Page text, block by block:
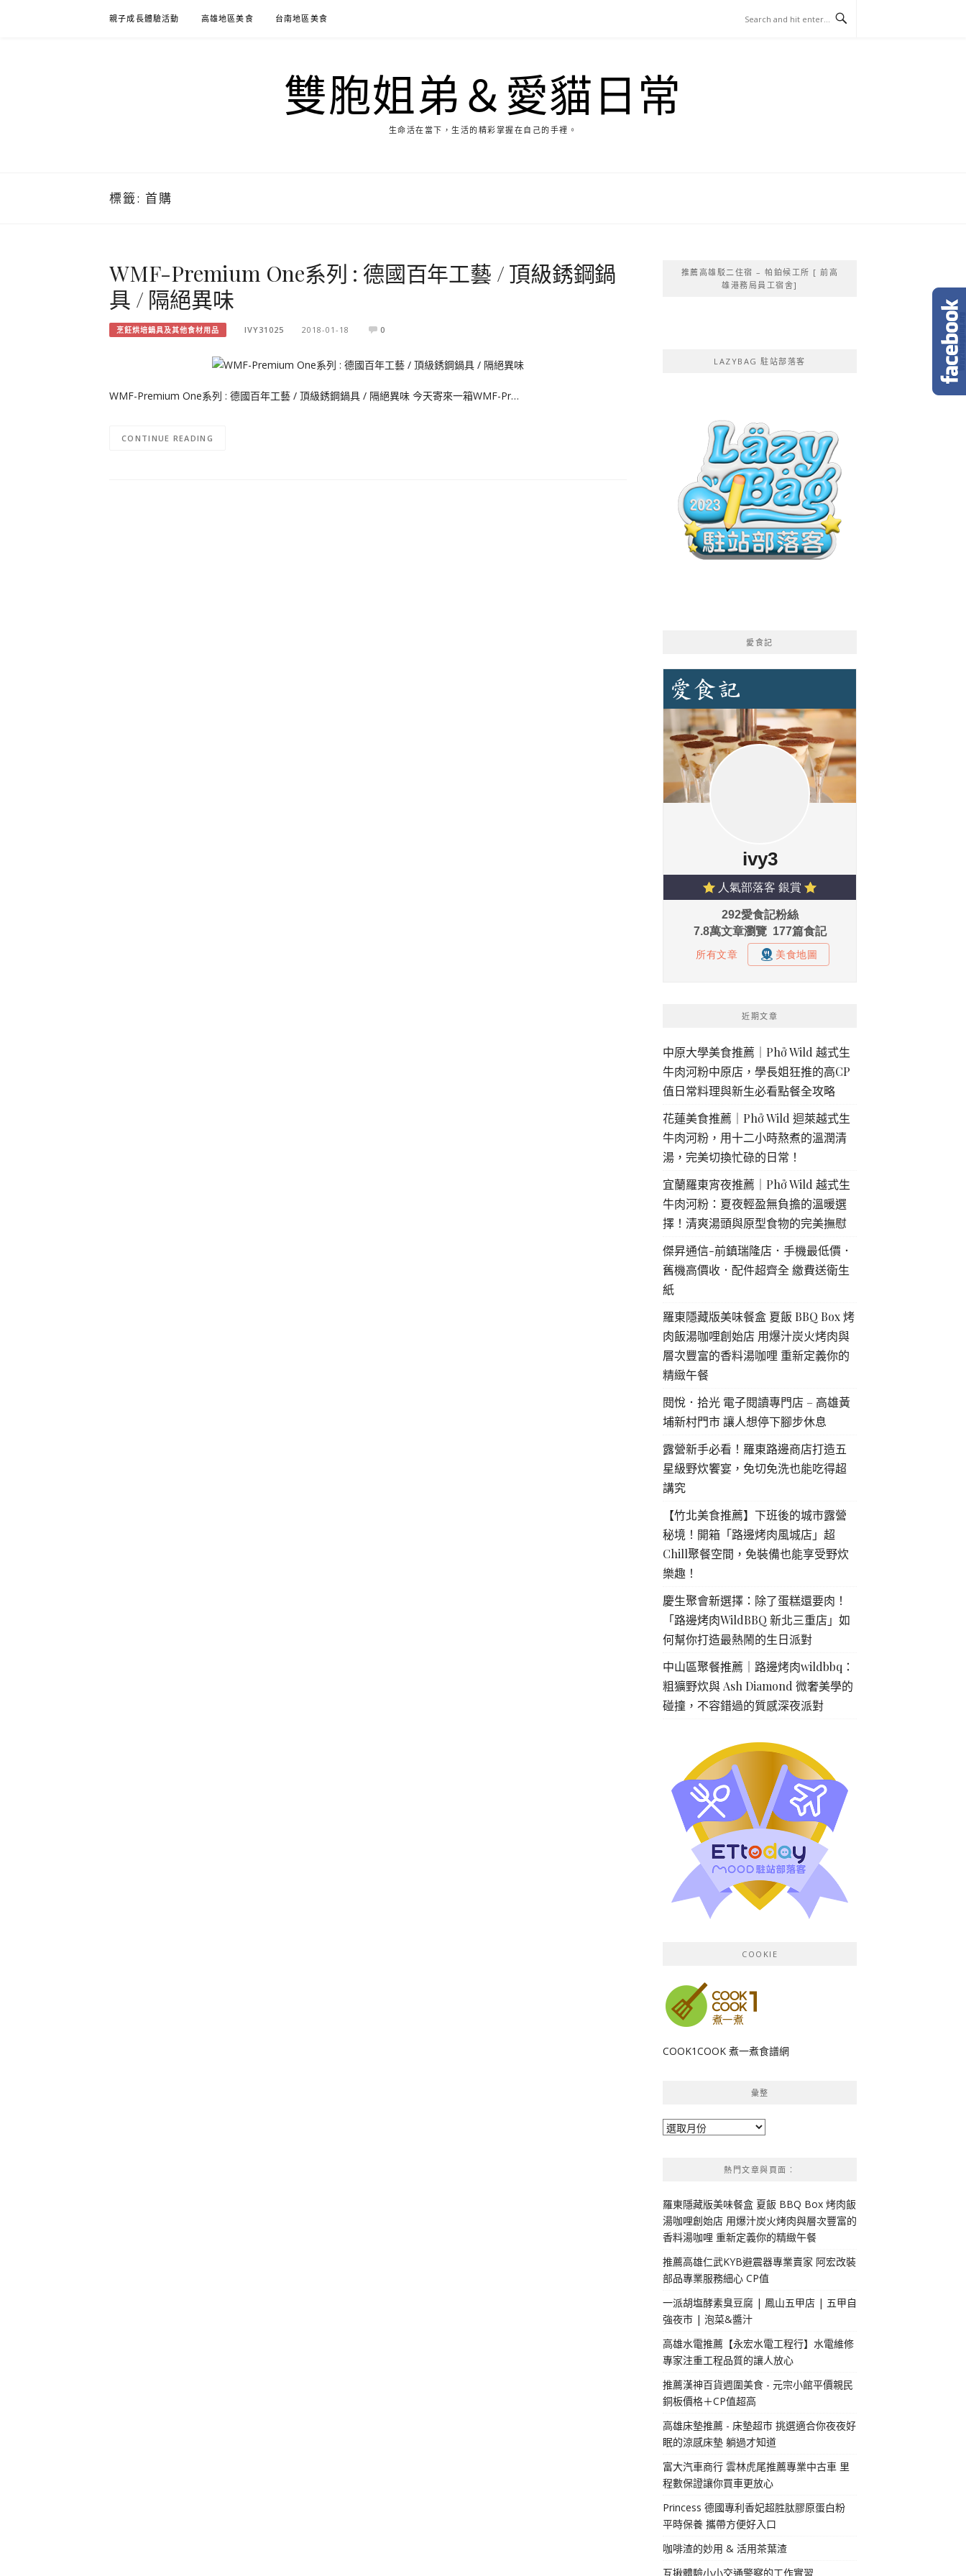
親子成長體驗活動 高雄地區美食 台南地區美食
雙胞姐弟＆愛貓日常
生命活在當下，生活的精彩掌握在自己的手裡。
標籤: 首購
WMF-Premium One系列 : 德國百年工藝 / 頂級銹鋼鍋
具 / 隔絕異味
烹飪烘培鍋具及其他食材用品 IVY31025 2018-01-18 0
WMF-Premium One系列 : 德國百年工藝 / 頂級銹鋼鍋具 / 隔絕異味 今天寄來一箱WMF-Pr…
CONTINUE READING
推薦高雄駁二住宿 – 帕鉑候工所 [ 前高
雄港務局員工宿舍]
LAZYBAG 駐站部落客
愛食記
近期文章
中原大學美食推薦｜Phở Wild 越式生
牛肉河粉中原店，學長姐狂推的高CP
值日常料理與新生必看點餐全攻略
花蓮美食推薦｜Phở Wild 迴萊越式生
牛肉河粉，用十二小時熬煮的溫潤清
湯，完美切換忙碌的日常！
宜蘭羅東宵夜推薦｜Phở Wild 越式生
牛肉河粉：夏夜輕盈無負擔的溫暖選
擇！清爽湯頭與原型食物的完美撫慰
傑昇通信-前鎮瑞隆店．手機最低價．
舊機高價收．配件超齊全 繳費送衛生
紙
羅東隱藏版美味餐盒 夏飯 BBQ Box 烤
肉飯湯咖哩創始店 用爆汁炭火烤肉與
層次豐富的香料湯咖哩 重新定義你的
精緻午餐
閱悅．拾光 電子閱讀專門店 – 高雄黃
埔新村門市 讓人想停下腳步休息
露營新手必看！羅東路邊商店打造五
星級野炊饗宴，免切免洗也能吃得超
講究
【竹北美食推薦】下班後的城市露營
秘境！開箱「路邊烤肉風城店」超
Chill聚餐空間，免裝備也能享受野炊
樂趣！
慶生聚會新選擇：除了蛋糕還要肉！
「路邊烤肉WildBBQ 新北三重店」如
何幫你打造最熱鬧的生日派對
中山區聚餐推薦｜路邊烤肉wildbbq：
粗獷野炊與 Ash Diamond 微奢美學的
碰撞，不容錯過的質感深夜派對
COOKIE
COOK1COOK 煮一煮食譜網
彙整
彙
熱門文章與頁面︰
羅東隱藏版美味餐盒 夏飯 BBQ Box 烤肉飯
湯咖哩創始店 用爆汁炭火烤肉與層次豐富的
香料湯咖哩 重新定義你的精緻午餐
推薦高雄仁武KYB避震器專業賣家 阿宏改裝
部品專業服務細心 CP值
一派胡塩酵素臭豆腐 | 鳳山五甲店 | 五甲自
強夜市 | 泡菜&醬汁
高雄水電推薦【永宏水電工程行】水電維修
專家注重工程品質的讓人放心
推薦漢神百貨週圍美食 - 元宗小館平價親民
銅板價格＋CP值超高
高雄床墊推薦 - 床墊超市 挑選適合你夜夜好
眠的涼感床墊 躺過才知道
富大汽車商行 雲林虎尾推薦專業中古車 里
程數保證讓你買車更放心
Princess 德國專利香妃超胜肽膠原蛋白粉
平時保養 攜帶方便好入口
咖啡渣的妙用 & 活用茶葉渣
互揪體驗小小交通警察的工作實習